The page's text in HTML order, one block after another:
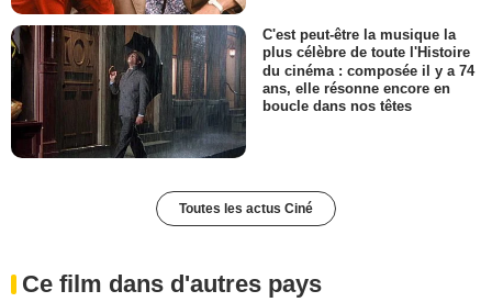
C'est peut-être la musique la
plus célèbre de toute l'Histoire
du cinéma : composée il y a 74
ans, elle résonne encore en
boucle dans nos têtes
Toutes les actus Ciné
Ce film dans d'autres pays